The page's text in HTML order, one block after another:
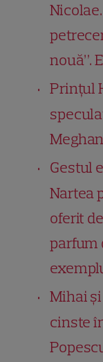
nouă”.
Prințul
Gestul
Nartea
oferit
parfum
Mihai
cinste